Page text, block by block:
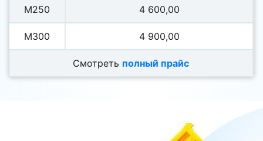
М250 4 600,00
М300 4 900,00
Смотреть полный прайс